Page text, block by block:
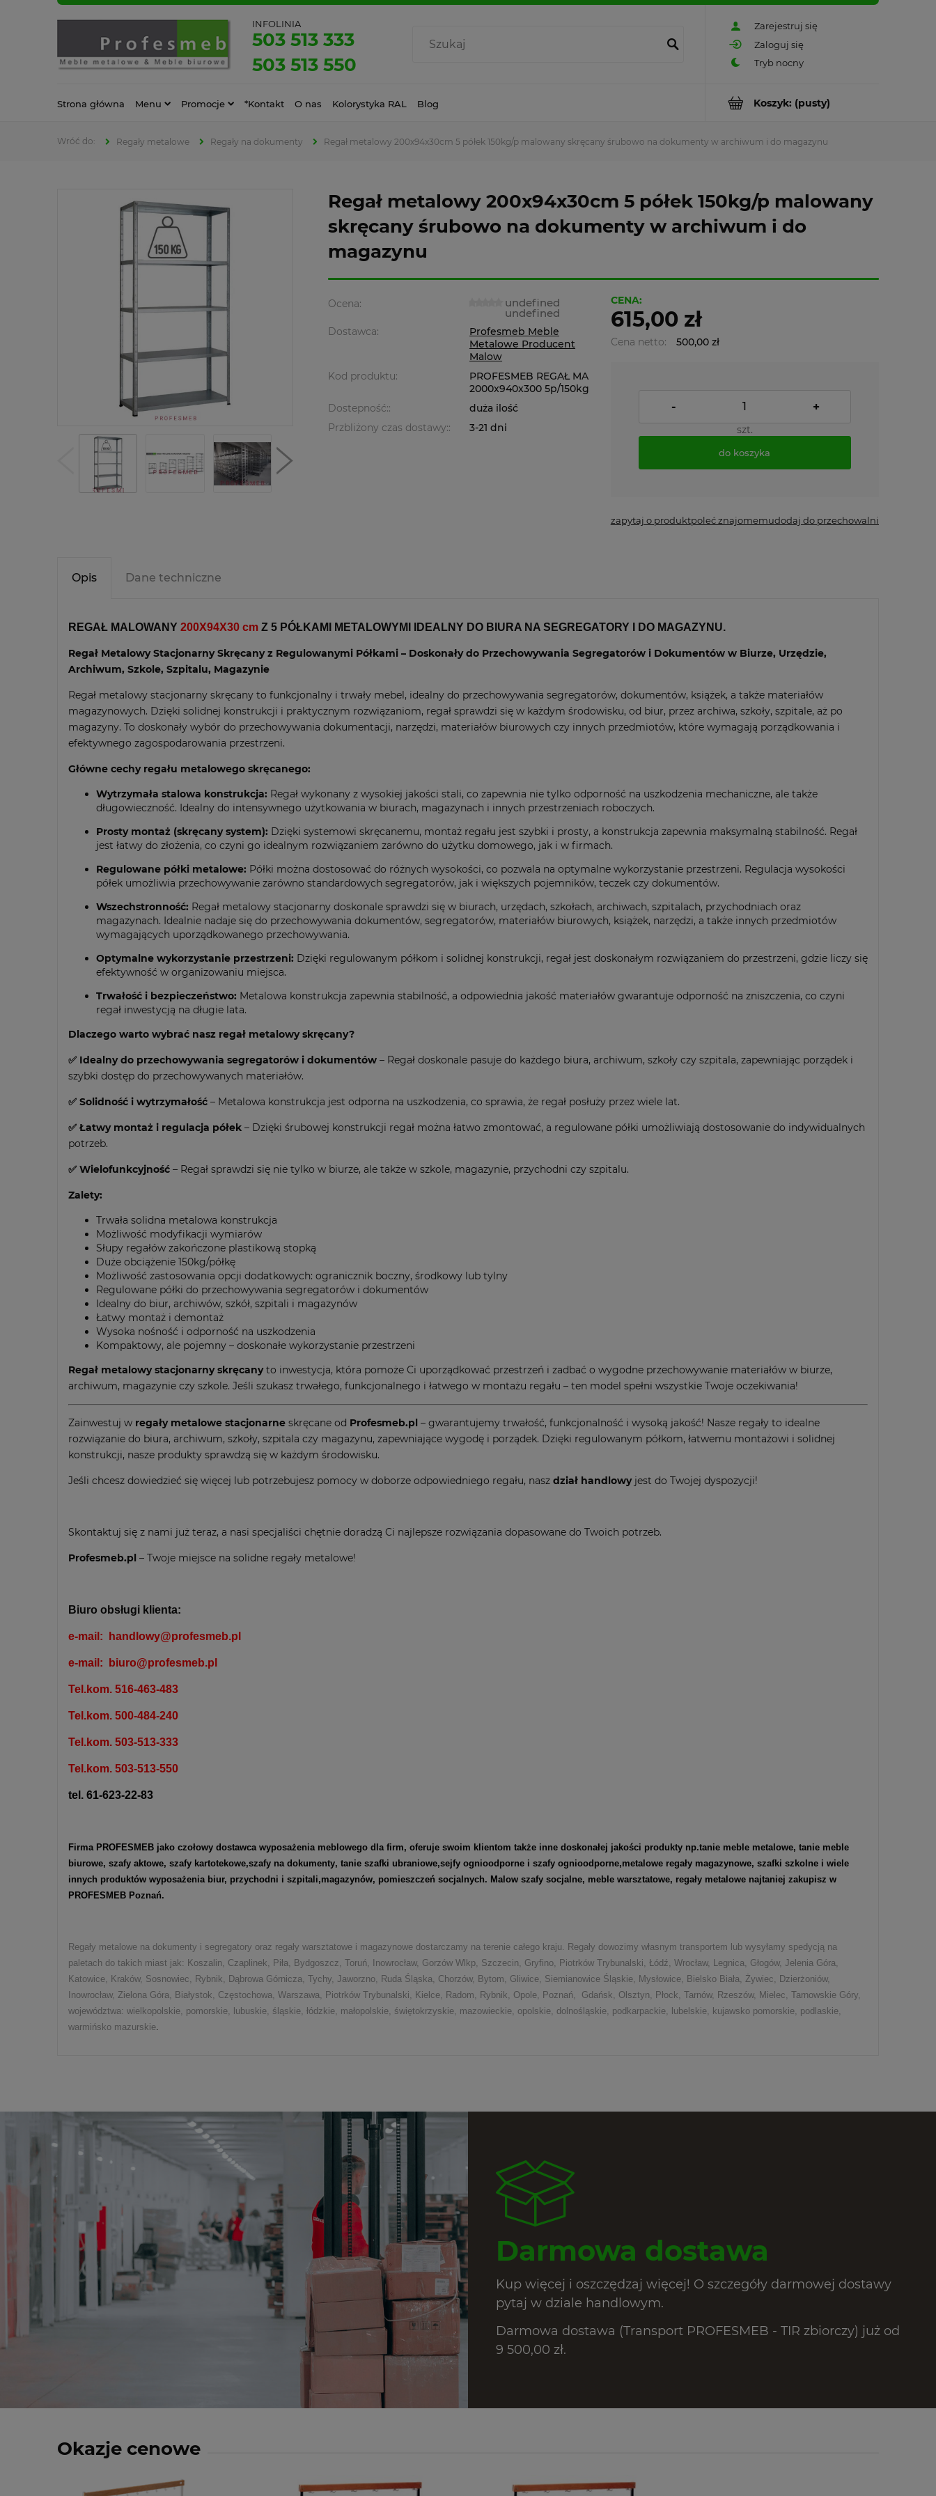
Zarejestruj się
Zaloguj się
INFOLINIA
503 513 333
503 513 550
Koszyk: (pusty)
Strona główna Menu Promocje *Kontakt O nas Kolorystyka RAL Blog
Regały metalowe Regały na dokumenty Regał metalowy 200x94x30cm 5 półek 150kg/p malowany skręcany śrubowo na dokumenty w archiwum i do magazynu
Regał metalowy 200x94x30cm 5 półek 150kg/p malowany
skręcany śrubowo na dokumenty w archiwum i do
magazynu
Ocena: undefined
undefined
Dostawca:
Profesmeb Meble
Metalowe Producent
Malow
Kod produktu:
PROFESMEB REGAŁ MA
2000x940x300 5p/150kg
Dostepność::
duża ilość
Przbliżony czas dostawy::
3-21 dni
CENA:
615,00 zł
Cena netto: 500,00 zł
- +
szt.
do koszyka
zapytaj o produktpoleć znajomemudodaj do przechowalni
Opis Dane techniczne
REGAŁ MALOWANY 200X94X30 cm Z 5 PÓŁKAMI METALOWYMI IDEALNY DO BIURA NA SEGREGATORY I DO MAGAZYNU.
Regał Metalowy Stacjonarny Skręcany z Regulowanymi Półkami – Doskonały do Przechowywania Segregatorów i Dokumentów w Biurze, Urzędzie,
Archiwum, Szkole, Szpitalu, Magazynie
Regał metalowy stacjonarny skręcany to funkcjonalny i trwały mebel, idealny do przechowywania segregatorów, dokumentów, książek, a także materiałów
magazynowych. Dzięki solidnej konstrukcji i praktycznym rozwiązaniom, regał sprawdzi się w każdym środowisku, od biur, przez archiwa, szkoły, szpitale, aż po
magazyny. To doskonały wybór do przechowywania dokumentacji, narzędzi, materiałów biurowych czy innych przedmiotów, które wymagają porządkowania i
efektywnego zagospodarowania przestrzeni.
Główne cechy regału metalowego skręcanego:
Wytrzymała stalowa konstrukcja: Regał wykonany z wysokiej jakości stali, co zapewnia nie tylko odporność na uszkodzenia mechaniczne, ale także
długowieczność. Idealny do intensywnego użytkowania w biurach, magazynach i innych przestrzeniach roboczych.
Prosty montaż (skręcany system): Dzięki systemowi skręcanemu, montaż regału jest szybki i prosty, a konstrukcja zapewnia maksymalną stabilność. Regał
jest łatwy do złożenia, co czyni go idealnym rozwiązaniem zarówno do użytku domowego, jak i w firmach.
Regulowane półki metalowe: Półki można dostosować do różnych wysokości, co pozwala na optymalne wykorzystanie przestrzeni. Regulacja wysokości
półek umożliwia przechowywanie zarówno standardowych segregatorów, jak i większych pojemników, teczek czy dokumentów.
Wszechstronność: Regał metalowy stacjonarny doskonale sprawdzi się w biurach, urzędach, szkołach, archiwach, szpitalach, przychodniach oraz
magazynach. Idealnie nadaje się do przechowywania dokumentów, segregatorów, materiałów biurowych, książek, narzędzi, a także innych przedmiotów
wymagających uporządkowanego przechowywania.
Optymalne wykorzystanie przestrzeni: Dzięki regulowanym półkom i solidnej konstrukcji, regał jest doskonałym rozwiązaniem do przestrzeni, gdzie liczy się
efektywność w organizowaniu miejsca.
Trwałość i bezpieczeństwo: Metalowa konstrukcja zapewnia stabilność, a odpowiednia jakość materiałów gwarantuje odporność na zniszczenia, co czyni
regał inwestycją na długie lata.
Dlaczego warto wybrać nasz regał metalowy skręcany?
✅ Idealny do przechowywania segregatorów i dokumentów – Regał doskonale pasuje do każdego biura, archiwum, szkoły czy szpitala, zapewniając porządek i
szybki dostęp do przechowywanych materiałów.
✅ Solidność i wytrzymałość – Metalowa konstrukcja jest odporna na uszkodzenia, co sprawia, że regał posłuży przez wiele lat.
✅ Łatwy montaż i regulacja półek – Dzięki śrubowej konstrukcji regał można łatwo zmontować, a regulowane półki umożliwiają dostosowanie do indywidualnych
potrzeb.
✅ Wielofunkcyjność – Regał sprawdzi się nie tylko w biurze, ale także w szkole, magazynie, przychodni czy szpitalu.
Zalety:
Trwała solidna metalowa konstrukcja
Możliwość modyfikacji wymiarów
Słupy regałów zakończone plastikową stopką
Duże obciążenie 150kg/półkę
Możliwość zastosowania opcji dodatkowych: ogranicznik boczny, środkowy lub tylny
Regulowane półki do przechowywania segregatorów i dokumentów
Idealny do biur, archiwów, szkół, szpitali i magazynów
Łatwy montaż i demontaż
Wysoka nośność i odporność na uszkodzenia
Kompaktowy, ale pojemny – doskonałe wykorzystanie przestrzeni
Regał metalowy stacjonarny skręcanyto inwestycja, która pomoże Ci uporządkować przestrzeń i zadbać o wygodne przechowywanie materiałów w biurze,
archiwum, magazynie czy szkole. Jeśli szukasz trwałego, funkcjonalnego i łatwego w montażu regału – ten model spełni wszystkie Twoje oczekiwania!
Zainwestuj w regały metalowe stacjonarne skręcane od Profesmeb.pl – gwarantujemy trwałość, funkcjonalność i wysoką jakość! Nasze regały to idealne
rozwiązanie do biura, archiwum, szkoły, szpitala czy magazynu, zapewniające wygodę i porządek. Dzięki regulowanym półkom, łatwemu montażowi i solidnej
konstrukcji, nasze produkty sprawdzą się w każdym środowisku.
Jeśli chcesz dowiedzieć się więcej lub potrzebujesz pomocy w doborze odpowiedniego regału, nasz dział handlowyjest do Twojej dyspozycji!
Skontaktuj się z nami już teraz, a nasi specjaliści chętnie doradzą Ci najlepsze rozwiązania dopasowane do Twoich potrzeb.
Profesmeb.pl – Twoje miejsce na solidne regały metalowe!
Biuro obsługi klienta:
e-mail: handlowy@profesmeb.pl
e-mail: biuro@profesmeb.pl
Tel.kom. 516-463-483
Tel.kom. 500-484-240
Tel.kom. 503-513-333
Tel.kom. 503-513-550
tel. 61-623-22-83
Firma PROFESMEB jako czołowy dostawca wyposażenia meblowego dla firm, oferuje swoim klientom także inne doskonałej jakości produkty np.tanie meble metalowe, tanie meble
biurowe, szafy aktowe, szafy kartotekowe,szafy na dokumenty, tanie szafki ubraniowe,sejfy ognioodporne i szafy ognioodporne,metalowe regały magazynowe, szafki szkolne i wiele
innych produktów wyposażenia biur, przychodni i szpitali,magazynów, pomieszczeń socjalnych. Malow szafy socjalne, meble warsztatowe, regały metalowe najtaniej zakupisz w
PROFESMEB Poznań.
Regały metalowe na dokumenty i segregatory oraz regały warsztatowe i magazynowe dostarczamy na terenie całego kraju. Regały dowozimy własnym transportem lub wysyłamy spedycją na
paletach do takich miast jak: Koszalin, Czaplinek, Piła, Bydgoszcz, Toruń, Inowrocław, Gorzów Wlkp, Szczecin, Gryfino, Piotrków Trybunalski, Łódź, Wrocław, Legnica, Głogów, Jelenia Góra,
Katowice, Kraków, Sosnowiec, Rybnik, Dąbrowa Górnicza, Tychy, Jaworzno, Ruda Śląska, Chorzów, Bytom, Gliwice, Siemianowice Śląskie, Mysłowice, Bielsko Biała, Żywiec, Dzierżoniów,
Inowrocław, Zielona Góra, Białystok, Częstochowa, Warszawa, Piotrków Trybunalski, Kielce, Radom, Rybnik, Opole, Poznań, Gdańsk, Olsztyn, Płock, Tarnów, Rzeszów, Mielec, Tarnowskie Góry,
województwa: wielkopolskie, pomorskie, lubuskie, śląskie, łódzkie, małopolskie, świętokrzyskie, mazowieckie, opolskie, dolnośląskie, podkarpackie, lubelskie, kujawsko pomorskie, podlaskie,
warmińsko mazurskie.
Darmowa dostawa
Kup więcej i oszczędzaj więcej! O szczegóły darmowej dostawy
pytaj w dziale handlowym.
Darmowa dostawa (Transport PROFESMEB - TIR zbiorczy) już od
9 500,00 zł.
Okazje cenowe